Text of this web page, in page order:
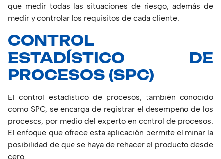
que medir todas las situaciones de riesgo, además de
medir y controlar los requisitos de cada cliente.
CONTROL
ESTADÍSTICO DE
PROCESOS (SPC)
El control estadístico de procesos, también conocido
como SPC, se encarga de registrar el desempeño de los
procesos, por medio del experto en control de procesos.
El enfoque que ofrece esta aplicación permite eliminar la
posibilidad de que se haya de rehacer el producto desde
cero.